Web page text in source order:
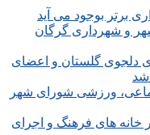
برتر بوجود می آید
و شهرداری گرگان
دلجوی گلستان و اعضای
شد
ورزشی شورای شهر
خانه های فرهنگ و اجرای